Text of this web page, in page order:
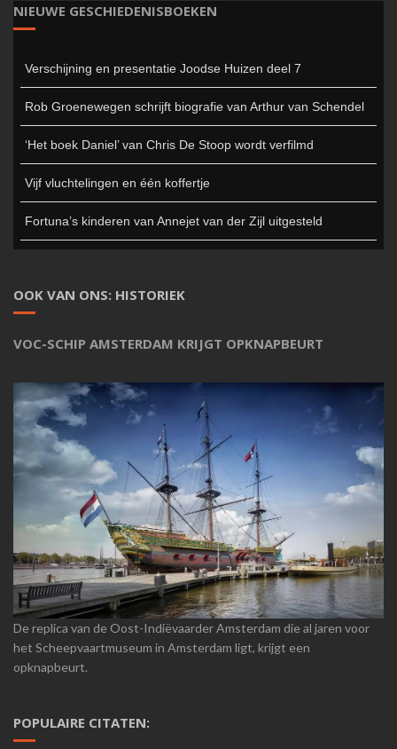
NIEUWE GESCHIEDENISBOEKEN
Verschijning en presentatie Joodse Huizen deel 7
Rob Groenewegen schrijft biografie van Arthur van Schendel
‘Het boek Daniel’ van Chris De Stoop wordt verfilmd
Vijf vluchtelingen en één koffertje
Fortuna’s kinderen van Annejet van der Zijl uitgesteld
OOK VAN ONS: HISTORIEK
VOC-SCHIP AMSTERDAM KRIJGT OPKNAPBEURT
De replica van de Oost-Indiëvaarder Amsterdam die al jaren voor
het Scheepvaartmuseum in Amsterdam ligt, krijgt een
opknapbeurt.
POPULAIRE CITATEN: